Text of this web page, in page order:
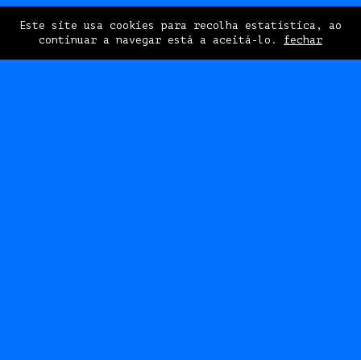
Este site usa cookies para recolha estatística, ao
continuar a navegar está a aceitá-lo. fechar